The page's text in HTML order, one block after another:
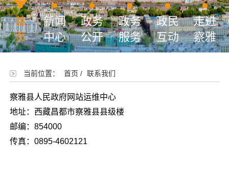
首
页
新闻
中心
政务
公开
政务
服务
政民
互动
走进
察雅
当前位置： 首页 / 联系我们
察雅县人民政府网站运维中心
地址：西藏昌都市察雅县县级楼
邮编：854000
传真：0895-4602121